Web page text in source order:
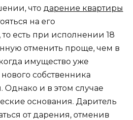
что дарение квартиры
на его
есть при исполнении 18
отменить проще, чем в
имущество уже
собственника
Однако и в этом случае
основания. Даритель
от дарения, отменив